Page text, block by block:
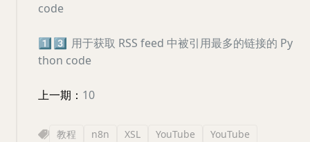
code
1️⃣3️⃣ 用于获取 RSS feed 中被引用最多的链接的 Py
thon code
上一期： 10
教程 n8n XSL YouTube YouTube